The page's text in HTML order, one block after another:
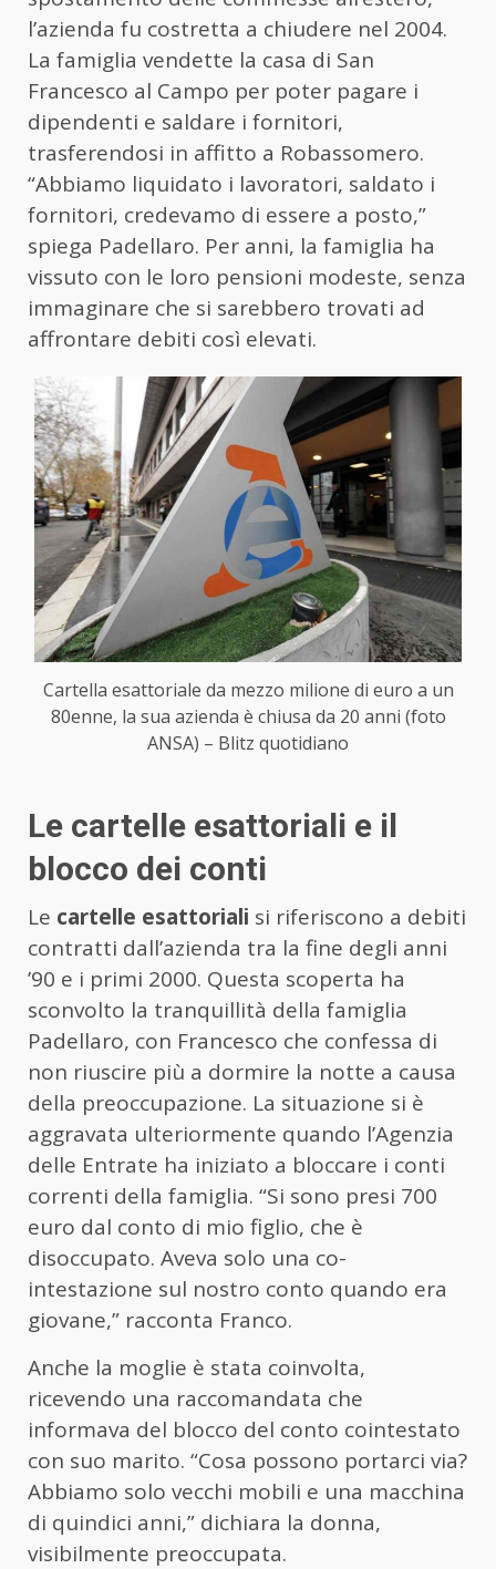
l’azienda fu costretta a chiudere nel 2004.
La famiglia vendette la casa di San
Francesco al Campo per poter pagare i
dipendenti e saldare i fornitori,
trasferendosi in affitto a Robassomero.
“Abbiamo liquidato i lavoratori, saldato i
fornitori, credevamo di essere a posto,”
spiega Padellaro. Per anni, la famiglia ha
vissuto con le loro pensioni modeste, senza
immaginare che si sarebbero trovati ad
affrontare debiti così elevati.
Cartella esattoriale da mezzo milione di euro a un
80enne, la sua azienda è chiusa da 20 anni (foto
ANSA) – Blitz quotidiano
Le cartelle esattoriali e il
blocco dei conti
Le cartelle esattoriali si riferiscono a debiti
contratti dall’azienda tra la fine degli anni
’90 e i primi 2000. Questa scoperta ha
sconvolto la tranquillità della famiglia
Padellaro, con Francesco che confessa di
non riuscire più a dormire la notte a causa
della preoccupazione. La situazione si è
aggravata ulteriormente quando l’Agenzia
delle Entrate ha iniziato a bloccare i conti
correnti della famiglia. “Si sono presi 700
euro dal conto di mio figlio, che è
disoccupato. Aveva solo una co-
intestazione sul nostro conto quando era
giovane,” racconta Franco.
Anche la moglie è stata coinvolta,
ricevendo una raccomandata che
informava del blocco del conto cointestato
con suo marito. “Cosa possono portarci via?
Abbiamo solo vecchi mobili e una macchina
di quindici anni,” dichiara la donna,
visibilmente preoccupata.